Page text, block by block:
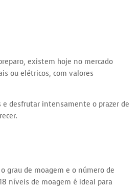
existem hoje no mercado
ou elétricos, com valores
e desfrutar intensamente o prazer de
grau de moagem e o número de
níveis de moagem é ideal para